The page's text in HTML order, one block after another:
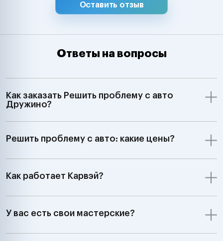
Оставить отзыв
Ответы на вопросы
Как заказать Решить проблему с авто
Дружино?
Решить проблему с авто: какие цены?
Как работает Карвэй?
У вас есть свои мастерские?